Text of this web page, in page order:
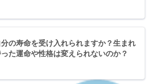
分の寿命を受け入れられますか？生まれ
た運命や性格は変えられないのか？